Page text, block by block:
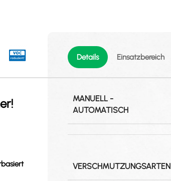
Details Einsatzbereich
MANUELL -
AUTOMATISCH
VERSCHMUTZUNGSARTEN